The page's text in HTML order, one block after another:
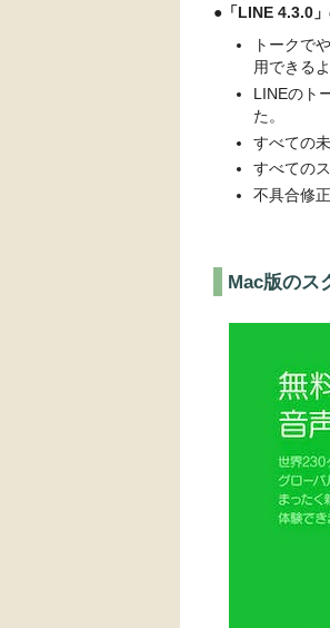
●「LINE 4.3.0
トークで
用できる
LINEのト
た。
すべての
すべての
不具合修
Mac版のス